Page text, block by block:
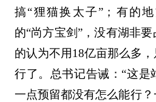
搞“狸猫换太子”；有的
的“尚方宝剑”，没有湖非
的认为不用18亿亩那么多
行了。总书记告诫：“这是
一点预留都没有怎么能行